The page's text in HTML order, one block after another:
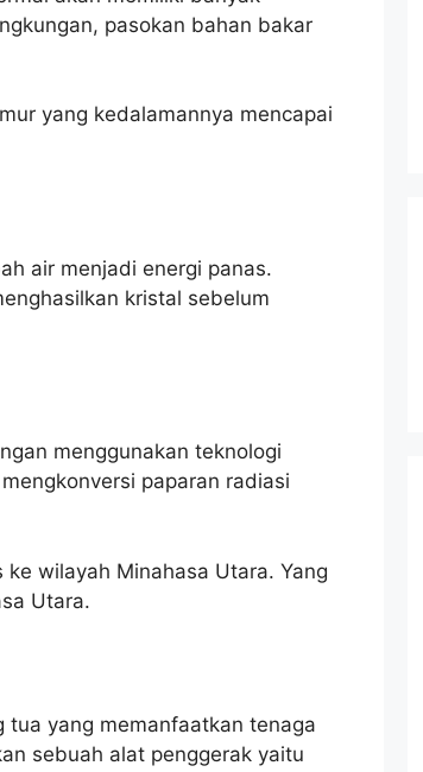
pasokan bahan bakar
yang kedalamannya mencapai
air menjadi energi panas.
kristal sebelum
menggunakan teknologi
paparan radiasi
wilayah Minahasa Utara. Yang
Utara.
tua yang memanfaatkan tenaga
sebuah alat penggerak yaitu